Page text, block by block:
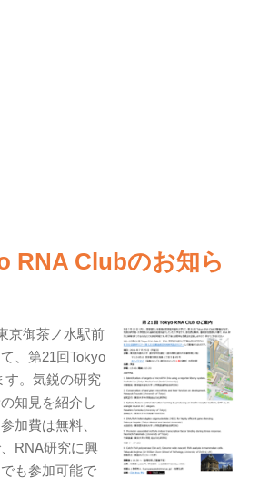
RNA Clubのお知ら
京御茶ノ水駅前
、第21回Tokyo
す。気鋭の研究
知見を紹介し
加費は無料、
RNA研究に興
も参加可能で